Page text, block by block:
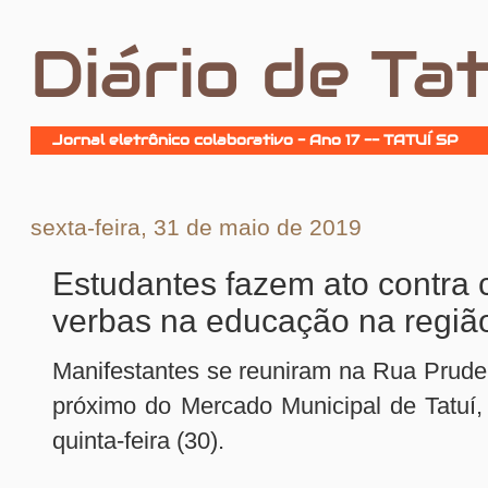
Diário de
Jornal eletrônico colaborativo - Ano 17 -- TATUÍ SP
sexta-feira, 31 de maio de 2019
Estudantes fazem ato contra
verbas na educação na
Manifestantes se reuniram na Rua
próximo do Mercado Municipal de
quinta-feira (30).